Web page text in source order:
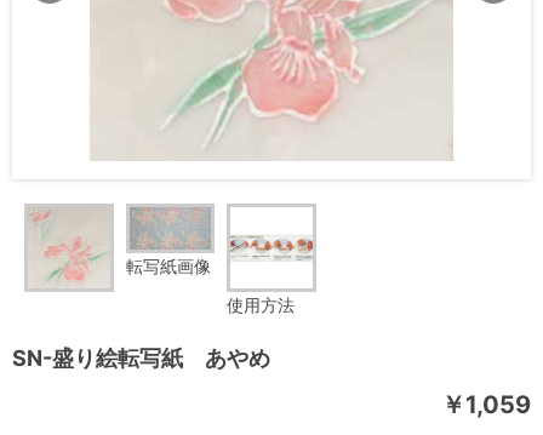
転写紙画像
使用方法
SN-盛り絵転写紙 あやめ
￥1,059